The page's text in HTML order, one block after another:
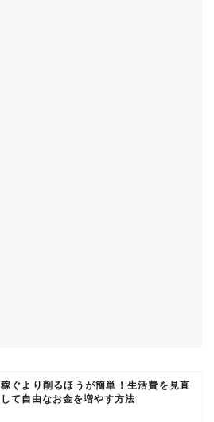
稼ぐより削るほうが簡単！生活費を見直
して自由なお金を増やす方法